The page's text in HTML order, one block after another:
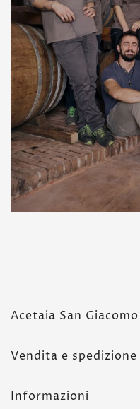
Acetaia San Giacomo
42017 Novellara (RE)
Vendita e spedizione
Informazioni